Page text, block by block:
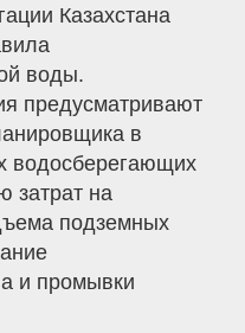
Казахстана
воды.
предусматривают
в
водосберегающих
затрат на
подземных
и промывки